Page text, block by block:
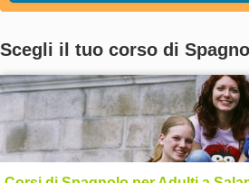
Lingua
Scegli il tuo corso di